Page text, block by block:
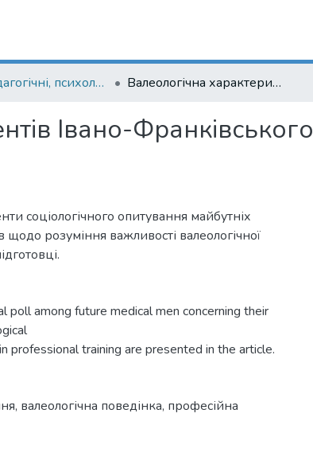
033: Педагогічні, психологічні науки та соціальна робота Валеологічна характеристика студентів Івано-Франківського державного медичного училища
Івано-Франківського
соціологічного опитування майбутніх
розуміння важливості валеологічної
poll among future medical men concerning their
professional training are presented in the article.
, валеологічна поведінка, професійна